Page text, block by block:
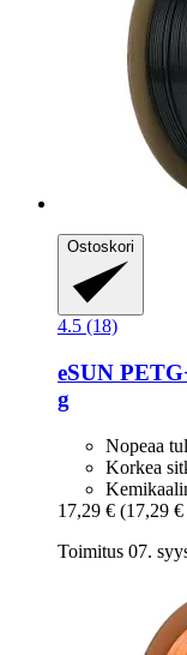
Ostoskori
4.5 (18)
eSUN
g
Nopeaa
Korkea
17,29 € (17,29
Toimitus 07.